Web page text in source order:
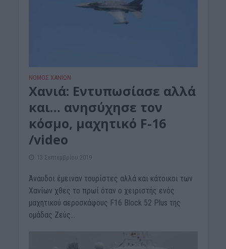
ΝΟΜΌΣ ΧΑΝΊΩΝ
Χανιά: Eντυπωσίασε αλλά
και… ανησύχησε τον
κόσμο, μαχητικό F-16
/video
13 Σεπτεμβρίου 2019
Άναυδοι έμειναν τουρίστες αλλά και κάτοικοι των
Χανίων χθες το πρωί όταν ο χειριστής ενός
μαχητικού αεροσκάφους F16 Block 52 Plus της
ομάδας Ζεύς...